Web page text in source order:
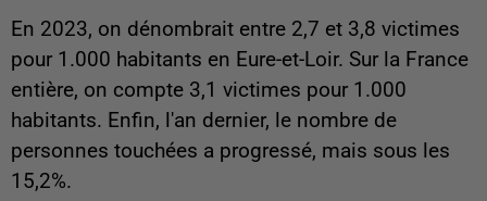
En 2023, on dénombrait entre 2,7 et 3,8 victimes
pour 1.000 habitants en Eure-et-Loir. Sur la France
entière, on compte 3,1 victimes pour 1.000
habitants. Enfin, l'an dernier, le nombre de
personnes touchées a progressé, mais sous les
15,2%.